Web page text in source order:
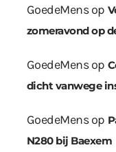
GoedeMensop
zomeravond op
GoedeMensop
dicht vanwege
GoedeMensop
N280 bij Baexem